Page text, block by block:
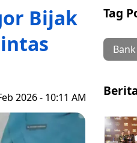
Bijak
2026 - 10:11 AM
Tag
Bank